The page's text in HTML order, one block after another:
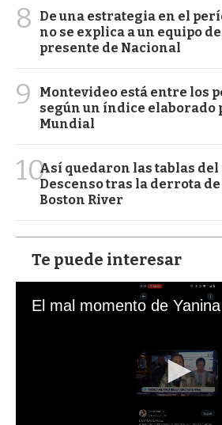
8
De una estrategia en el
no se explica a un equipo
presente de Nacional
9
Montevideo está entre los
según un índice elaborado
Mundial
10Así quedaron las tablas del
Descenso tras la derrota
Boston River
Te puede interesar